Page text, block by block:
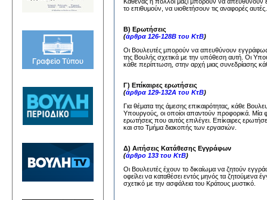
το επιθυμούν, να υιοθετήσουν τις αναφορές
Β) Ερωτήσεις
(άρθρα 126-128Β του ΚτΒ)
Οι Βουλευτές μπορούν να απευθύνουν
της Βουλής σχετικά με την υπόθεση αυτή. Οι
κάθε περίπτωση, στην αρχή μιας συνεδρίασης
Γ) Επίκαιρες ερωτήσεις
(άρθρα 129-132Α του ΚτΒ)
Για θέματα της άμεσης επικαιρότητας, κάθε
Υπουργούς, οι οποίοι απαντούν προφορικά. Μία
ερωτήσεις που αυτός επιλέγει. Επίκαιρες
και στο Τμήμα διακοπής των εργασιών.
Δ) Αιτήσεις Κατάθεσης Εγγράφων
(άρθρο 133 του ΚτΒ)
Οι Βουλευτές έχουν το δικαίωμα να ζητούν
οφείλει να καταθέσει εντός μηνός τα
σχετικό με την ασφάλεια του Κράτους μυστικό.